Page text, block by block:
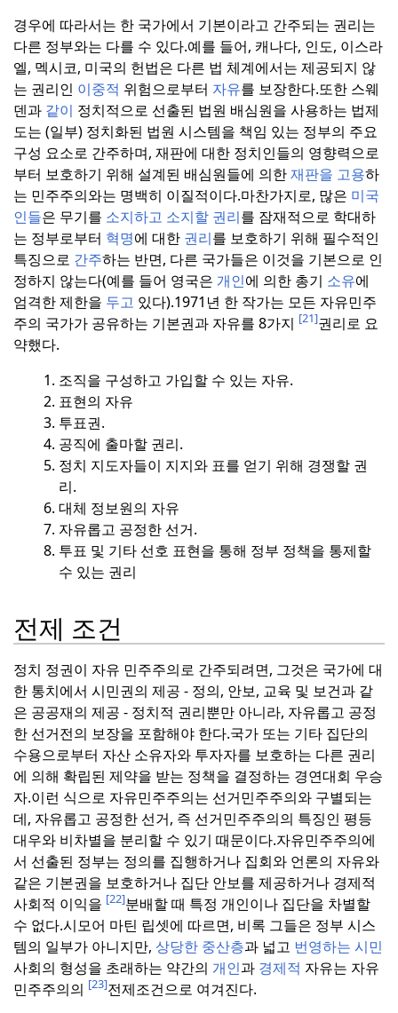
경우에 따라서는 한 국가에서 기본이라고 간주되는 권리는
다른 정부와는 다를 수 있다.예를 들어, 캐나다, 인도, 이스라
엘, 멕시코, 미국의 헌법은 다른 법 체계에서는 제공되지 않
는 권리인 이중적 위험으로부터 자유를 보장한다.또한 스웨
덴과 같이 정치적으로 선출된 법원 배심원을 사용하는 법제
도는 (일부) 정치화된 법원 시스템을 책임 있는 정부의 주요
구성 요소로 간주하며, 재판에 대한 정치인들의 영향력으로
부터 보호하기 위해 설계된 배심원들에 의한재판을 고용하
는 민주주의와는 명백히 이질적이다.마찬가지로, 많은 미국
인들은 무기를 소지하고 소지할 권리를 잠재적으로 학대하
는 정부로부터 혁명에 대한 권리를 보호하기 위해 필수적인
특징으로 간주하는 반면, 다른 국가들은 이것을 기본으로 인
정하지 않는다(예를 들어 영국은 개인에 의한 총기 소유에
엄격한 제한을 두고 있다).1971년 한 작가는 모든 자유민주
주의 국가가 공유하는 기본권과 자유를 8가지 [21]권리로 요
약했다.
조직을 구성하고 가입할 수 있는 자유.
표현의 자유
투표권.
공직에 출마할 권리.
정치 지도자들이 지지와 표를 얻기 위해 경쟁할 권
리.
대체 정보원의 자유
자유롭고 공정한 선거.
투표 및 기타 선호 표현을 통해 정부 정책을 통제할
수 있는 권리
전제 조건
정치 정권이 자유 민주주의로 간주되려면, 그것은 국가에 대
한 통치에서 시민권의 제공 - 정의, 안보, 교육 및 보건과 같
은 공공재의 제공 - 정치적 권리뿐만 아니라, 자유롭고 공정
한 선거전의 보장을 포함해야 한다.국가 또는 기타 집단의
수용으로부터 자산 소유자와 투자자를 보호하는 다른 권리
에 의해 확립된 제약을 받는 정책을 결정하는 경연대회 우승
자.이런 식으로 자유민주주의는 선거민주주의와 구별되는
데, 자유롭고 공정한 선거, 즉 선거민주주의의 특징인 평등
대우와 비차별을 분리할 수 있기 때문이다.자유민주주의에
서 선출된 정부는 정의를 집행하거나 집회와 언론의 자유와
같은 기본권을 보호하거나 집단 안보를 제공하거나 경제적
사회적 이익을 [22]분배할 때 특정 개인이나 집단을 차별할
수 없다.시모어 마틴 립셋에 따르면, 비록 그들은 정부 시스
템의 일부가 아니지만, 상당한 중산층과 넓고 번영하는 시민
사회의 형성을 초래하는 약간의 개인과 경제적 자유는 자유
민주주의의 [23]전제조건으로 여겨진다.